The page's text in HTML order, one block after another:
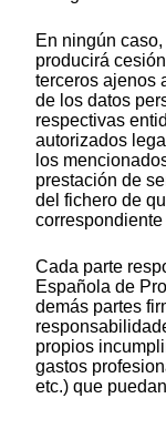
En ningún
producirá
terceros ajenos
de los datos
respectivas
autorizados
los
prestación de
del fichero de
Cada parte
Española de
demás partes
propios
gastos
etc.) que